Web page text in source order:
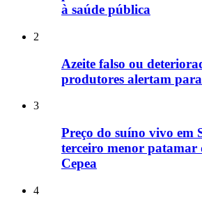
à saúde pública
2
Azeite falso ou
produtores alertam
3
Preço do suíno vivo em
terceiro menor patamar
Cepea
4